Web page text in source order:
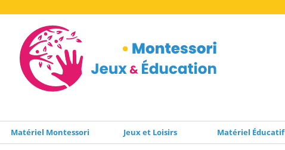
Matériel Montessori Jeux et Loisirs Matériel Éducatif